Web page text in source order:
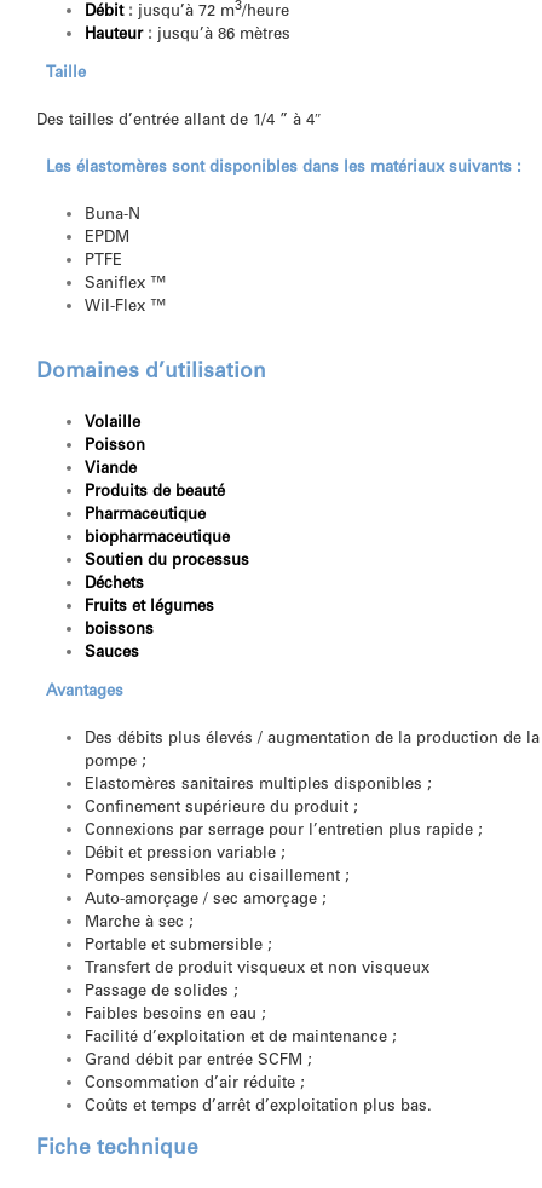
Débit: jusqu’à 72 m3/heure
Hauteur: jusqu’à 86 mètres
Taille
Des tailles d’entrée allant de 1/4 ” à 4″
Les élastomères sont disponibles dans les matériaux suivants :
Buna-N
EPDM
PTFE
Saniflex ™
Wil-Flex ™
Domaines d’utilisation
Volaille
Poisson
Viande
Produits de beauté
Pharmaceutique
biopharmaceutique
Soutien du processus
Déchets
Fruits et légumes
boissons
Sauces
Avantages
Des débits plus élevés / augmentation de la production de la
pompe ;
Elastomères sanitaires multiples disponibles ;
Confinement supérieure du produit ;
Connexions par serrage pour l’entretien plus rapide ;
Débit et pression variable ;
Pompes sensibles au cisaillement ;
Auto-amorçage / sec amorçage ;
Marche à sec ;
Portable et submersible ;
Transfert de produit visqueux et non visqueux
Passage de solides ;
Faibles besoins en eau ;
Facilité d’exploitation et de maintenance ;
Grand débit par entrée SCFM ;
Consommation d’air réduite ;
Coûts et temps d’arrêt d’exploitation plus bas.
Fiche technique